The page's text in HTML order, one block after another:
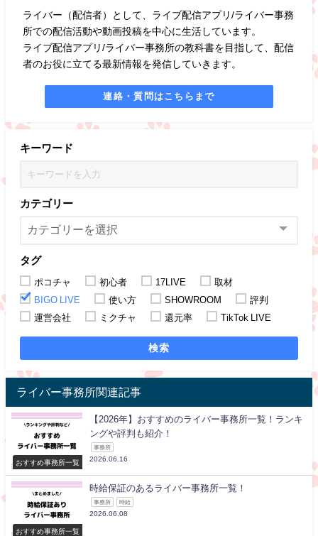
ライバー（配信者）として、ライブ配信アプリ/ライバー事務
所での配信活動や動画投稿を中心に生活しています。
ライブ配信アプリ/ライバー事務所の教科書を目指して、配信
者のお役に立てる最新情報を発信していきます。
連絡・質問はこちらまで
キーワード
カテゴリー
タグ
ポコチャ 初心者 17LIVE
取材
BIGO LIVE
使い方 SHOWROOM
評判
運営会社
ミクチャ 還元率 TikTok LIVE
検索
ライバー事務所関連記事
おすすめ事務所一覧
【2026年】おすすめのライバー事務所一覧！ランキ
ングや評判も紹介！
事務所
2026.06.16
おすすめ事務所一覧
時給保証のあるライバー事務所一覧！
事務所 時給
2026.06.08